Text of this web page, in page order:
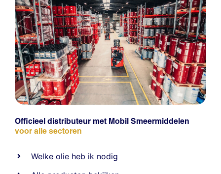
Officieel distributeur met Mobil Smeermiddelen
voor alle sectoren
Welke olie heb ik nodig